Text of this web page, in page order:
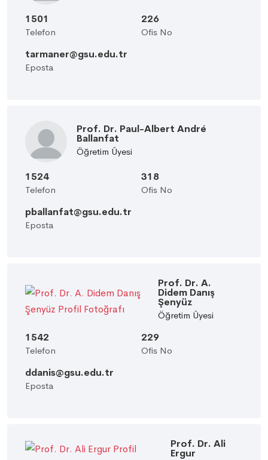
1501
Telefon
226
Ofis No
tarmaner@gsu.edu.tr
Eposta
Prof. Dr. Paul-Albert André
Ballanfat
Öğretim Üyesi
1524
Telefon
318
Ofis No
pballanfat@gsu.edu.tr
Eposta
Prof. Dr. A.
Didem Danış
Şenyüz
Öğretim Üyesi
1542
Telefon
229
Ofis No
ddanis@gsu.edu.tr
Eposta
Prof. Dr. Ali
Ergur